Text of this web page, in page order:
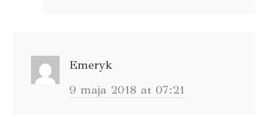
Emeryk
9 maja 2018 at 07:21